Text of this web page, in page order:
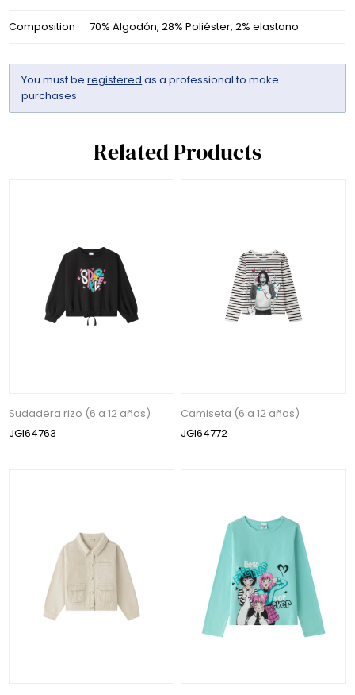
Composition 70% Algodón, 28% Poliéster, 2% elastano
You must beregistered as a professional to make
purchases
Related Products
Sudadera rizo (6 a 12 años)
JGI64763
Camiseta (6 a 12 años)
JGI64772